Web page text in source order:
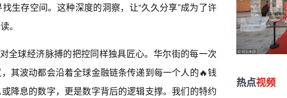
生存空间。这种深度的洞察，让“久久分享”成为了许
。
全球经济脉搏的把控同样独具匠心。华尔街的每一次
其波动都会沿着全球金融链条传递到每一个人的🔥钱
降息的数字，更是数字背后的逻辑支撑。我们的特约
热点视频